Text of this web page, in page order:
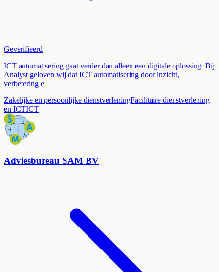
Geverifieerd
ICT automatisering gaat verder dan alleen een digitale oplossing. Bij
Analyst geloven wij dat ICT automatisering door inzicht,
verbetering e
Zakelijke en persoonlijke dienstverleningFacilitaire dienstverlening
en ICTICT
Adviesbureau SAM BV